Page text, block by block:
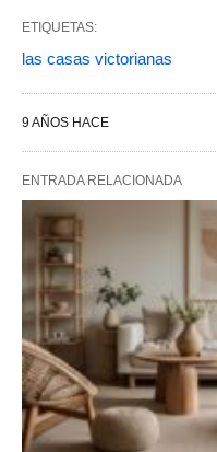
ETIQUETAS:
las casas victorianas
9 AÑOS HACE
ENTRADA RELACIONADA